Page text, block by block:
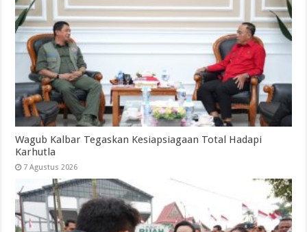
Wagub Kalbar Tegaskan Kesiapsiagaan Total Hadapi
Karhutla
7 Agustus 2026